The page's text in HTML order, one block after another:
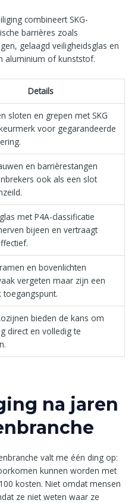
combineert SKG-
barrières zoals
gelaagd veiligheidsglas en
aluminium of kunststof.
Details
sloten en grepen met SKG
voor gegarandeerde
en barrièrestangen
ook als een slot
met P4A-classificatie
bijeen en vertraagt
en bovenlichten
vergeten maar zijn een
toegangspunt.
bieden de kans om
direct en volledig te
na jaren
valt me één ding op:
kunnen worden met
kosten. Niet omdat mensen
ze niet weten waar ze